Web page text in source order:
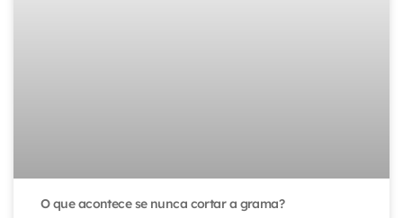
O que acontece se nunca cortar a grama?